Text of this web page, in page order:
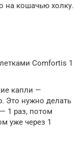
на кошачью холку.
Comfortis 1
капли —
Это нужно делать
1 раз, потом
уже через 1